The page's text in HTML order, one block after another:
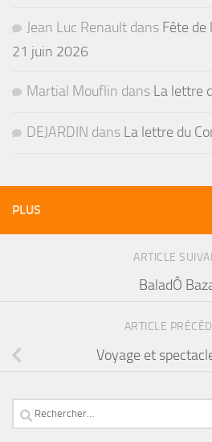
Jean Luc Renault dans Fête de
21 juin 2026
Martial Mouflin dans La lettre
DEJARDIN dans La lettre du
PLUS
ARTICLE
BaladÔ
ARTICLE
Voyage et
Rechercher :